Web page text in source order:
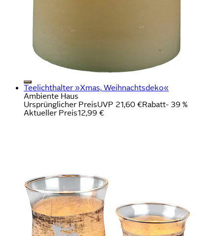
Teelichthalter »Xmas, Weihnachtsdeko«
Ambiente Haus
Ursprünglicher PreisUVP 21,60 €Rabatt- 39 %
Aktueller Preis12,99 €